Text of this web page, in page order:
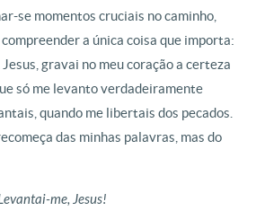
se momentos cruciais no caminho,
a única coisa que importa:
gravai no meu coração a certeza
só me levanto verdadeiramente
quando me libertais dos pecados.
das minhas palavras, mas do
me, Jesus!